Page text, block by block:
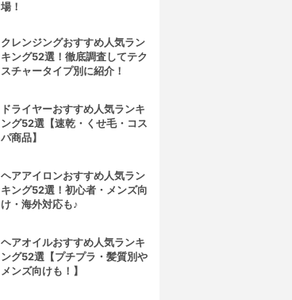
場！
クレンジングおすすめ人気ラン
キング52選！徹底調査してテク
スチャータイプ別に紹介！
ドライヤーおすすめ人気ランキ
ング52選【速乾・くせ毛・コス
パ商品】
ヘアアイロンおすすめ人気ラン
キング52選！初心者・メンズ向
け・海外対応も♪
ヘアオイルおすすめ人気ランキ
ング52選【プチプラ・髪質別や
メンズ向けも！】